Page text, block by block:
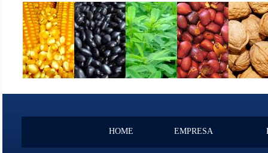
HOME EMPRESA